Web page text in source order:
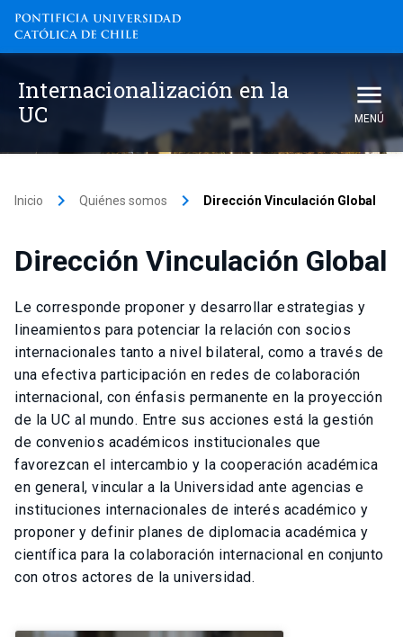
Internacionalización en la
UC
MENÚ
Inicio keyboard_arrow_right Quiénes somos keyboard_arrow_right Dirección Vinculación Global
Dirección Vinculación Global
Le corresponde proponer y desarrollar estrategias y
lineamientos para potenciar la relación con socios
internacionales tanto a nivel bilateral, como a través de
una efectiva participación en redes de colaboración
internacional, con énfasis permanente en la proyección
de la UC al mundo. Entre sus acciones está la gestión
de convenios académicos institucionales que
favorezcan el intercambio y la cooperación académica
en general, vincular a la Universidad ante agencias e
instituciones internacionales de interés académico y
proponer y definir planes de diplomacia académica y
científica para la colaboración internacional en conjunto
con otros actores de la universidad.